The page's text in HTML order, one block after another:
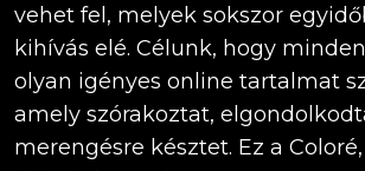
vehet fel, melyek sokszor
kihívás elé. Célunk, hogy
olyan igényes online tartalmat
amely szórakoztat,
merengésre késztet. Ez a